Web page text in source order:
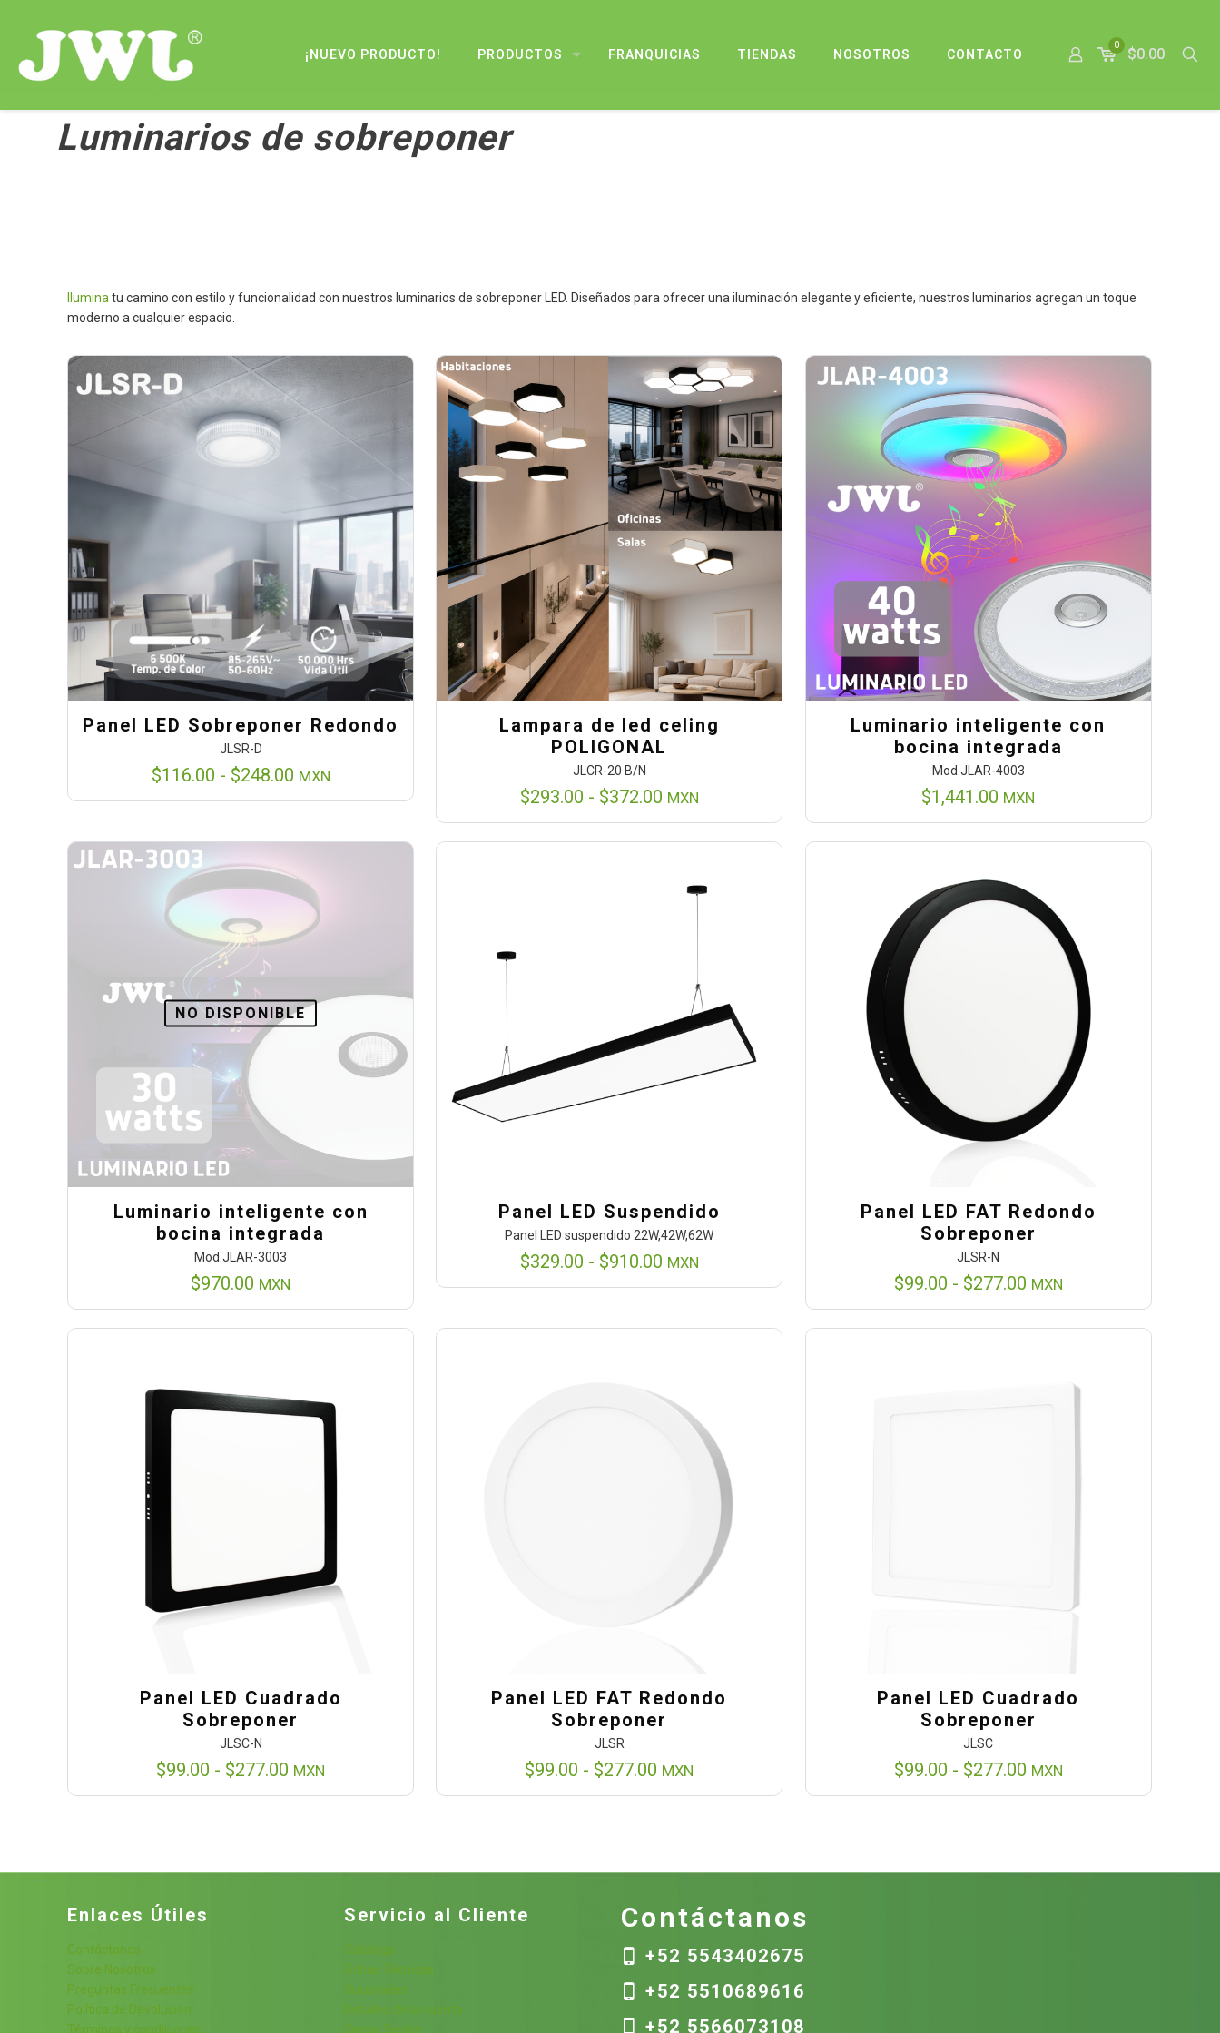
¡NUEVO PRODUCTO! PRODUCTOS FRANQUICIAS TIENDAS NOSOTROS CONTACTO
0
$0.00
Luminarios de sobreponer
Ilumina tu camino con estilo y funcionalidad con nuestros luminarios de sobreponer LED. Diseñados para ofrecer una iluminación elegante y eficiente, nuestros luminarios agregan un toque
moderno a cualquier espacio.
Panel LED Sobreponer Redondo
JLSR-D
$116.00 - $248.00Rango
hasta
$248.00
MXN
Lampara de led celing
POLIGONAL
JLCR-20 B/N
$293.00 - $372.00Rango
precios:
hasta
MXN
Luminario inteligente con
bocina integrada
Mod.JLAR-4003
$1,441.00 MXN
NO DISPONIBLE
Luminario inteligente con
bocina integrada
Mod.JLAR-3003
$970.00 MXN
Panel LED Suspendido
Panel LED suspendido 22W,42W,62W
$329.00 - $910.00Rango
MXN
Panel LED FAT Redondo
Sobreponer
JLSR-N
$99.00 - $277.00Rango
MXN
Panel LED Cuadrado
Sobreponer
JLSC-N
$99.00 - $277.00 Rango
hasta
MXN
Panel LED FAT Redondo
Sobreponer
JLSR
$99.00 - $277.00 Rango
hasta
MXN
Panel LED Cuadrado
Sobreponer
JLSC
$99.00 - $277.00Rango
hasta
MXN
Enlaces Útiles
Contáctanos
Sobre Nosotros
Preguntas Frecuentes
Política de Devolución
Términos y condiciones
Servicio al Cliente
Cátalogo
Fichas Técnicas
Sucursales
Detalles de la cuenta
Cerrar Sesión
Contáctanos
+52 5543402675
+52 5510689616
+52 5566073108